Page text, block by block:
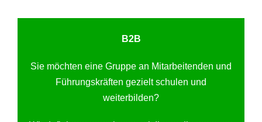
B2B
Sie möchten eine Gruppe an Mitarbeitenden und
Führungskräften gezielt schulen und
weiterbilden?